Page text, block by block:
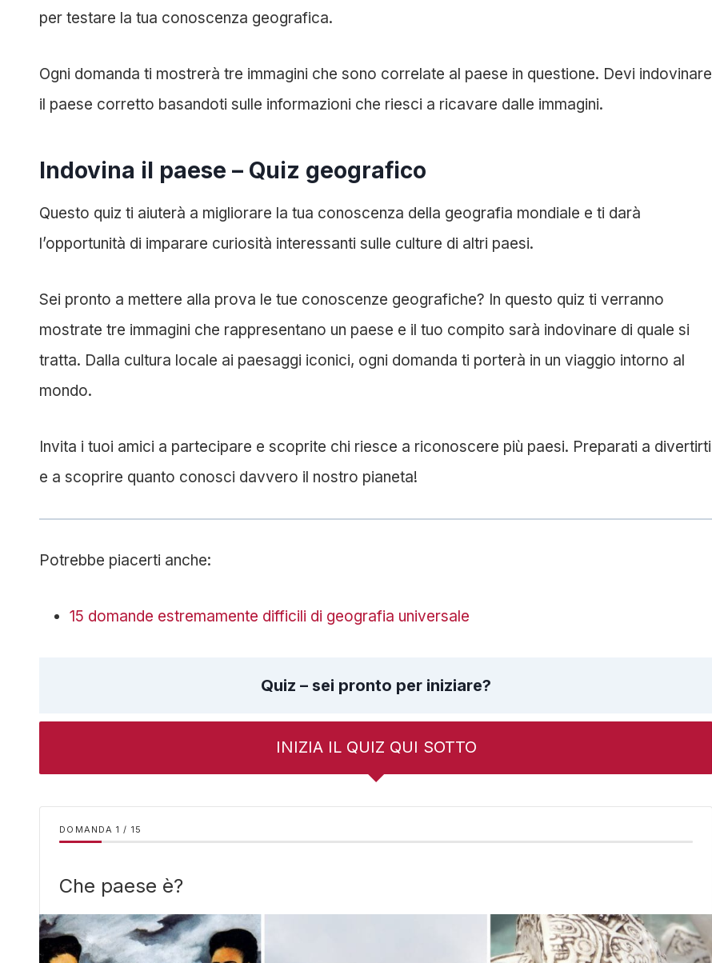
per testare la tua conoscenza geografica.
Ogni domanda ti mostrerà tre immagini che sono correlate al paese in questione. Devi indovinare
il paese corretto basandoti sulle informazioni che riesci a ricavare dalle immagini.
Indovina il paese – Quiz geografico
Questo quiz ti aiuterà a migliorare la tua conoscenza della geografia mondiale e ti darà
l’opportunità di imparare curiosità interessanti sulle culture di altri paesi.
Sei pronto a mettere alla prova le tue conoscenze geografiche? In questo quiz ti verranno
mostrate tre immagini che rappresentano un paese e il tuo compito sarà indovinare di quale si
tratta. Dalla cultura locale ai paesaggi iconici, ogni domanda ti porterà in un viaggio intorno al
mondo.
Invita i tuoi amici a partecipare e scoprite chi riesce a riconoscere più paesi. Preparati a divertirti
e a scoprire quanto conosci davvero il nostro pianeta!
Potrebbe piacerti anche:
15 domande estremamente difficili di geografia universale
Quiz – sei pronto per iniziare?
INIZIA IL QUIZ QUI SOTTO
DOMANDA / 15
Che paese è?